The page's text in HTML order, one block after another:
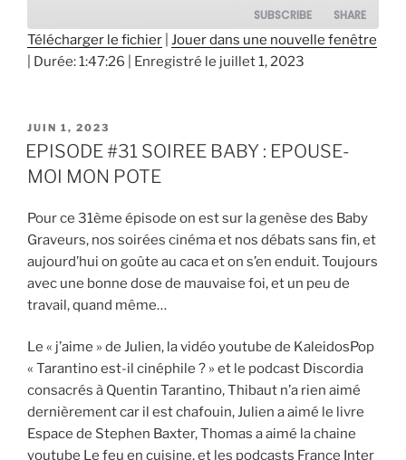
SUBSCRIBE SHARE
SHARE
EMBED
Télécharger le fichier
Jouer dans une nouvelle fenêtre
Durée: 1:47:26 Enregistré le juillet 1, 2023
PUBLIÉ
LE
JUIN 1, 2023
EPISODE #31 SOIREE BABY : EPOUSE-
MOI MON POTE
Pour ce 31ème épisode on est sur la genèse des Baby
Graveurs, nos soirées cinéma et nos débats sans fin, et
aujourd’hui on goûte au caca et on s’en enduit. Toujours
avec une bonne dose de mauvaise foi, et un peu de
travail, quand même…
Le « j’aime » de Julien, la vidéo youtube de KaleidosPop
« Tarantino est-il cinéphile ? » et le podcast Discordia
consacrés à Quentin Tarantino, Thibaut n’a rien aimé
dernièrement car il est chafouin, Julien a aimé le livre
Espace de Stephen Baxter, Thomas a aimé la chaine
youtube Le feu en cuisine, et les podcasts France Inter